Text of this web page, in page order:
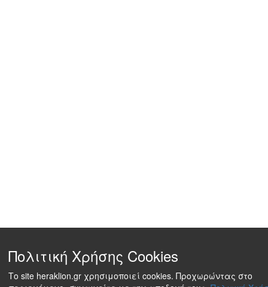
Πολιτική Χρήσης Cookies
Το site heraklion.gr χρησιμοποιεί cookies. Προχωρώντας στο